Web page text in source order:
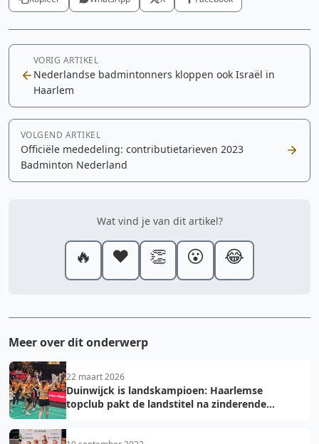
VORIG ARTIKEL
Nederlandse badmintonners kloppen ook Israël in
Haarlem
VOLGEND ARTIKEL
Officiële mededeling: contributietarieven 2023
Badminton Nederland
Wat vind je van dit artikel?
🔥 ❤️ 👏 😮 😂
Meer over dit onderwerp
22 maart 2026
Duinwijck is landskampioen: Haarlemse
topclub pakt de landstitel na zinderende